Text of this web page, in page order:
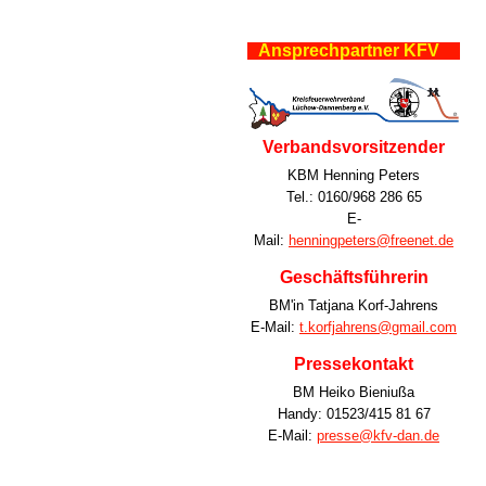
Ansprechpartner KFV
Verbandsvorsitzender
KBM Henning Peters
Tel.: 0160/968 286 65
E-
Mail: henningpeters@freenet.de
Geschäftsführerin
BM'in Tatjana Korf-Jahrens
E-Mail: t.korfjahrens@gmail.com
Pressekontakt
BM Heiko Bieniußa
Handy: 01523/415 81 67
E-Mail: presse@kfv-dan.de